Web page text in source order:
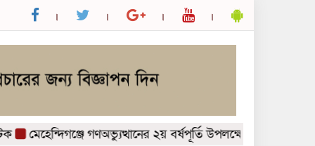
গণঅভ্যুত্থানের ২য় বর্ষপূর্তি উপলক্ষে আলোচনা সভা